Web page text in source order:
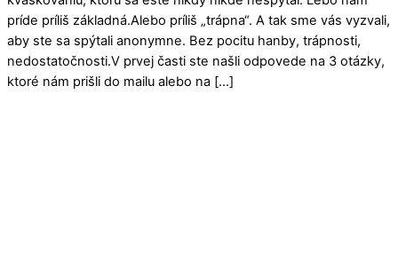
príde príliš základná.Alebo príliš „trápna“. A tak sme vás vyzvali,
aby ste sa spýtali anonymne. Bez pocitu hanby, trápnosti,
nedostatočnosti.V prvej časti ste našli odpovede na 3 otázky,
ktoré nám prišli do mailu alebo na […]